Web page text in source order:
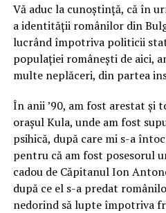
Vă aduc la cunoștință, că în
a identității românilor din
lucrând împotriva politicii
populației românești de aici,
multe neplăceri, din partea
În anii ’90, am fost arestat și
orașul Kula, unde am fost
psihică, după care mi s-a
pentru că am fost posesorul
cadou de Căpitanul Ion
după ce el s-a predat
nedorind să lupte împotriva